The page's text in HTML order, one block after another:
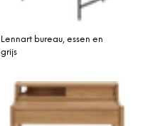
Lennart bureau, essen en
grijs